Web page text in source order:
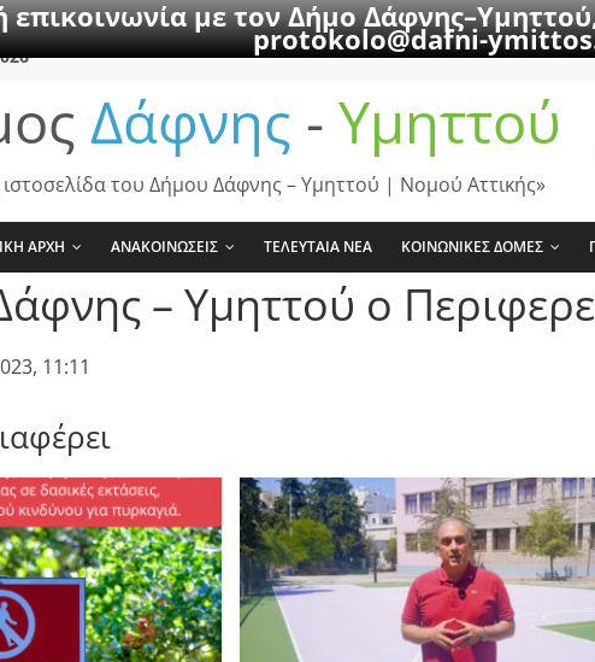
επικοινωνία με τον Δήμο
protokolo@dafni-
Δάφνης - Υμηττού
του Δήμου Δάφνης – Υμηττού | Νομού Αττικής»
ΑΡΧΗ ΑΝΑΚΟΙΝΩΣΕΙΣ ΤΕΛΕΥΤΑΙΑ ΝΕΑ ΚΟΙΝΩΝΙΚΕΣ ΔΟΜΕΣ
– Υμηττού ο
11:11